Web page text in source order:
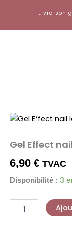
contenu
Livraison
Gel Effect
6,90 € TVAC
Disponibilité : 3
quantité
Effect
nail
lacquer
06